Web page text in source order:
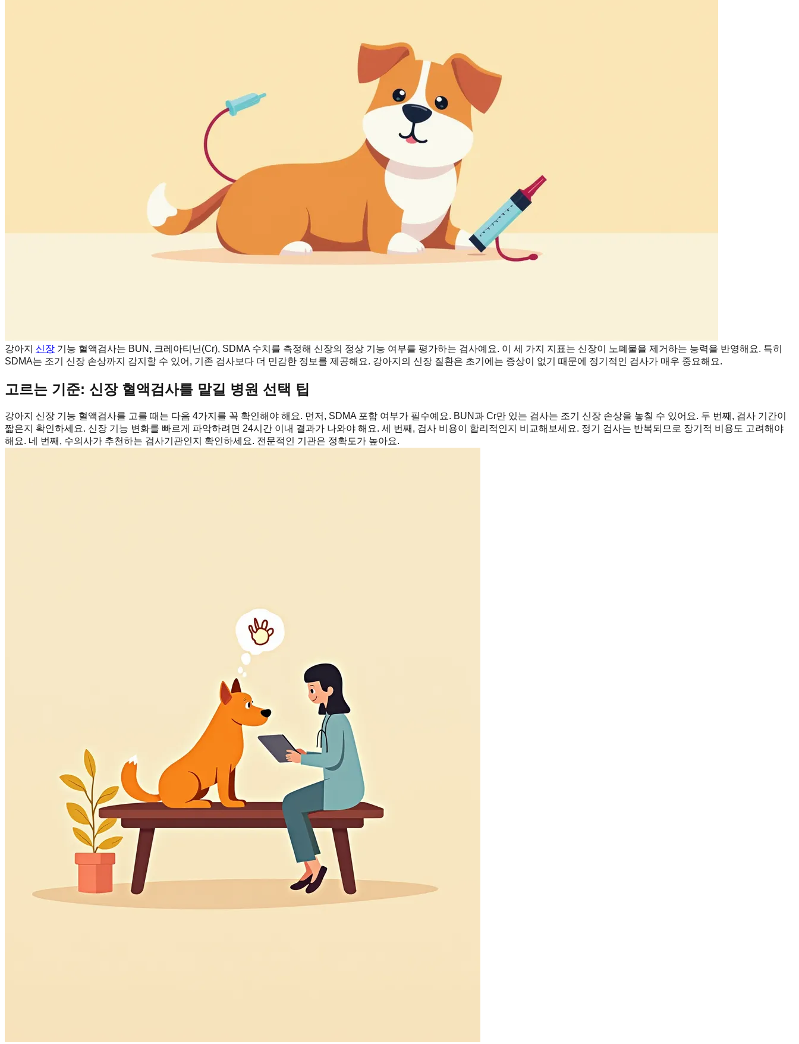
강아지 신장 기능 혈액검사는 BUN, 크레아티닌(Cr), SDMA 수치를 측정해 신장의 정상 기능 여부를 평가하는 검사예요. 이 세 가지 지표는 신장이 노폐물을 제거하는 능력을 반영해요. 특히
SDMA는 조기 신장 손상까지 감지할 수 있어, 기존 검사보다 더 민감한 정보를 제공해요. 강아지의 신장 질환은 초기에는 증상이 없기 때문에 정기적인 검사가 매우 중요해요.
고르는 기준: 신장 혈액검사를 맡길 병원 선택 팁
강아지 신장 기능 혈액검사를 고를 때는 다음 4가지를 꼭 확인해야 해요. 먼저, SDMA 포함 여부가 필수예요. BUN과 Cr만 있는 검사는 조기 신장 손상을 놓칠 수 있어요. 두 번째, 검사 기간이
짧은지 확인하세요. 신장 기능 변화를 빠르게 파악하려면 24시간 이내 결과가 나와야 해요. 세 번째, 검사 비용이 합리적인지 비교해보세요. 정기 검사는 반복되므로 장기적 비용도 고려해야
해요. 네 번째, 수의사가 추천하는 검사기관인지 확인하세요. 전문적인 기관은 정확도가 높아요.